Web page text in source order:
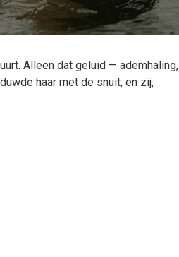
Alleen dat geluid — ademhaling,
haar met de snuit, en zij,